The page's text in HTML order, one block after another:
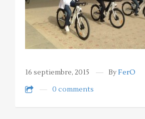
16 septiembre, 2015 ByFerO
0 comments